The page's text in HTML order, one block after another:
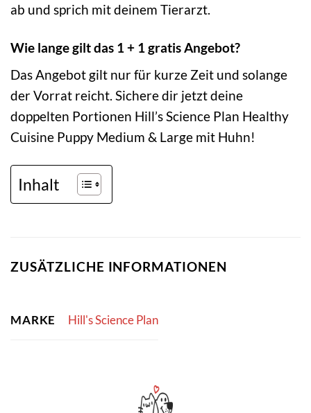
ab und sprich mit deinem Tierarzt.
Wie lange gilt das 1 + 1 gratis Angebot?
Das Angebot gilt nur für kurze Zeit und solange
der Vorrat reicht. Sichere dir jetzt deine
doppelten Portionen Hill’s Science Plan Healthy
Cuisine Puppy Medium & Large mit Huhn!
Inhalt
ZUSÄTZLICHE INFORMATIONEN
MARKE Hill's Science Plan